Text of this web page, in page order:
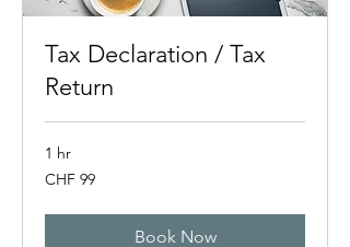
Tax Declaration / Tax
Return
1 hr
99
Swiss
CHF 99
Book Now